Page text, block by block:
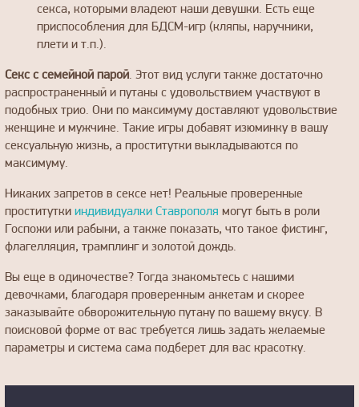
секса, которыми владеют наши девушки. Есть еще
приспособления для БДСМ-игр (кляпы, наручники,
плети и т.п.).
Секс с семейной парой. Этот вид услуги также достаточно
распространенный и путаны с удовольствием участвуют в
подобных трио. Они по максимуму доставляют удовольствие
женщине и мужчине. Такие игры добавят изюминку в вашу
сексуальную жизнь, а проститутки выкладываются по
максимуму.
Никаких запретов в сексе нет! Реальные проверенные
проститутки индивидуалки Ставрополя могут быть в роли
Госпожи или рабыни, а также показать, что такое фистинг,
флагелляция, трамплинг и золотой дождь.
Вы еще в одиночестве? Тогда знакомьтесь с нашими
девочками, благодаря проверенным анкетам и скорее
заказывайте обворожительную путану по вашему вкусу. В
поисковой форме от вас требуется лишь задать желаемые
параметры и система сама подберет для вас красотку.